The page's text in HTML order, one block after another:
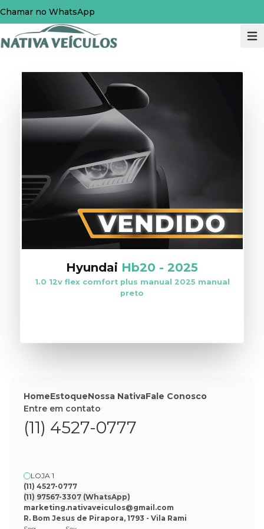
Chamar no WhatsApp
Hyundai Hb20 - 2025
1.0 12v flex comfort plus manual 2025 manual
preto
HomeEstoqueNossa NativaFale Conosco
Entre em contato
(11) 4527-0777
LOJA 1
(11) 4527-0777
(11) 97567-3307 (WhatsApp)
marketing.nativaveiculos@gmail.com
R. Bom Jesus de Pirapora, 1793 - Vila Rami